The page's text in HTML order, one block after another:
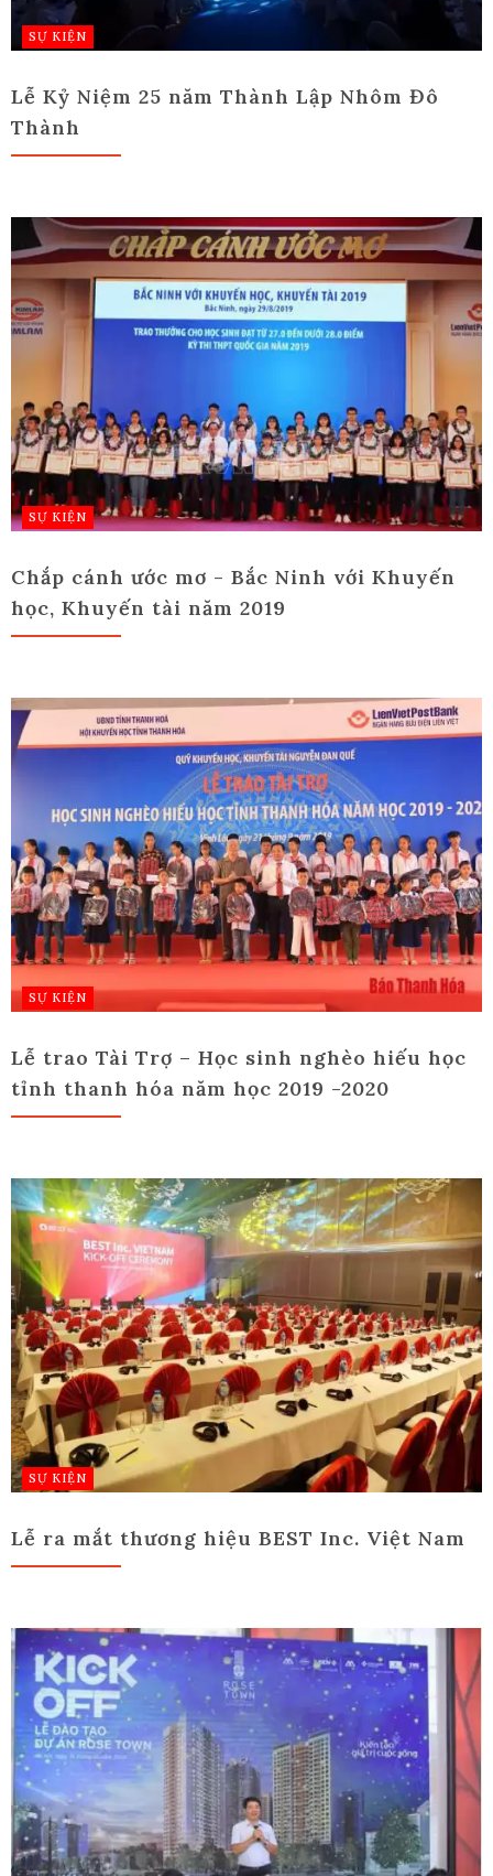
SỰ KIỆN
Lễ Kỷ Niệm 25 năm Thành Lập Nhôm Đô
Thành
SỰ KIỆN
Chắp cánh ước mơ - Bắc Ninh với Khuyến
học, Khuyến tài năm 2019
SỰ KIỆN
Lễ trao Tài Trợ – Học sinh nghèo hiếu học
tỉnh thanh hóa năm học 2019 -2020
SỰ KIỆN
Lễ ra mắt thương hiệu BEST Inc. Việt Nam